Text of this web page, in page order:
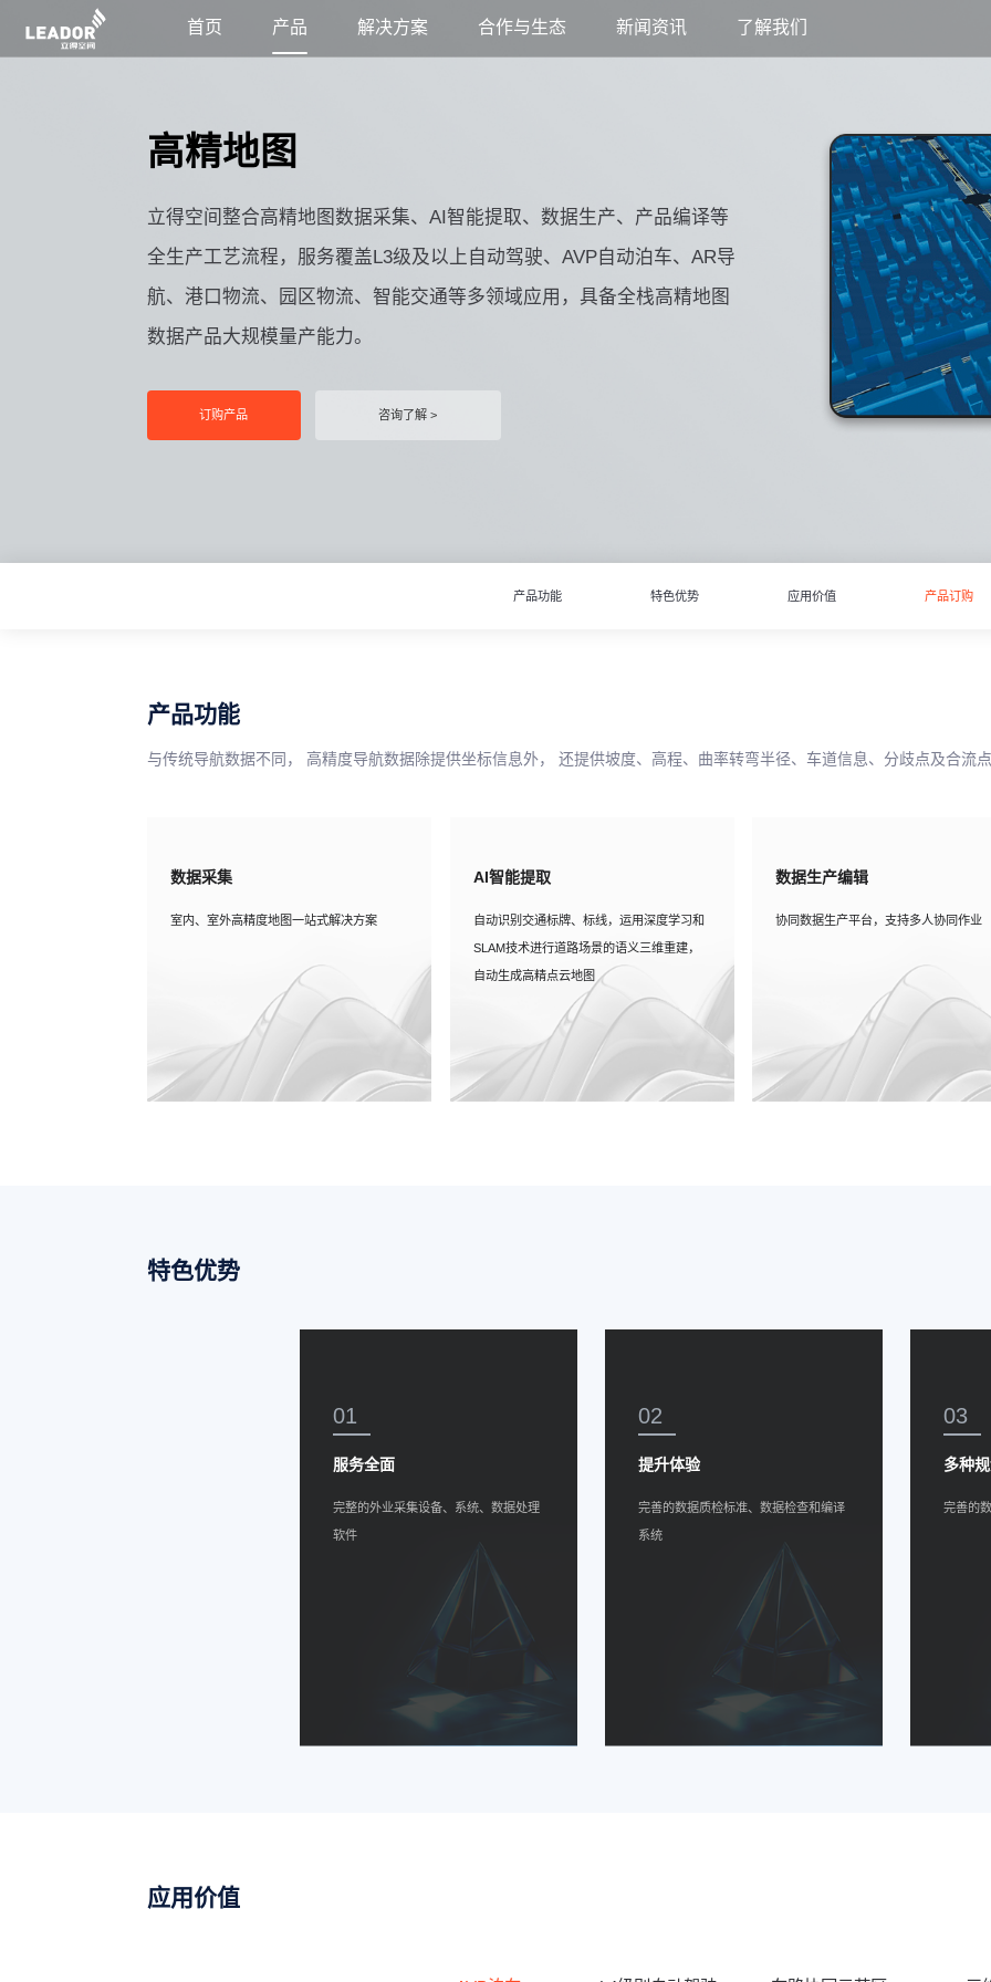
首页 产品 解决方案 合作与生态 新闻资讯 了解我们
高精地图
立得空间整合高精地图数据采集、AI智能提取、数据生产、产品编译等
全生产工艺流程，服务覆盖L3级及以上自动驾驶、AVP自动泊车、AR导
航、港口物流、园区物流、智能交通等多领域应用，具备全栈高精地图
数据产品大规模量产能力。
订购产品 咨询了解 >
产品功能 特色优势 应用价值 产品订购
产品功能
与传统导航数据不同， 高精度导航数据除提供坐标信息外， 还提供坡度、高程、曲率转弯半径、车道信息、分歧点及合流
数据采集
室内、室外高精度地图一站式解决方案
AI智能提取
自动识别交通标牌、标线，运用深度学习和
SLAM技术进行道路场景的语义三维重建，
自动生成高精点云地图
数据生产编辑
协同数据生产平台，支持多人协同作业
特色优势
01
服务全面
完整的外业采集设备、系统、数据处理
软件
02
提升体验
完善的数据质检标准、数据检查和编译
系统
03
多种
完善的
应用价值